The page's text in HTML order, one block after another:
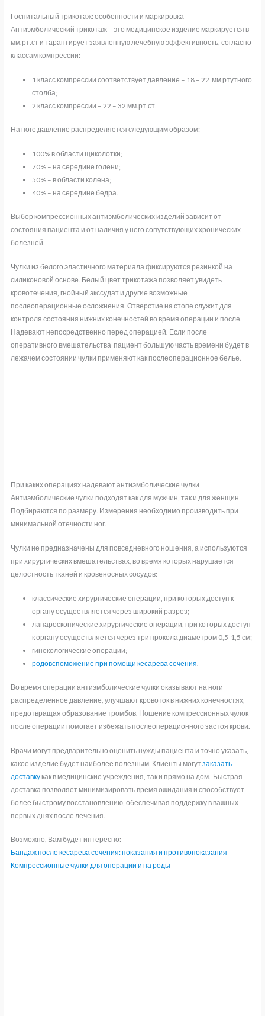
Госпитальный трикотаж: особенности и маркировка
Антиэмболический трикотаж – это медицинское изделие маркируется в
мм.рт.ст и гарантирует заявленную лечебную эффективность, согласно
классам компрессии:
1 класс компрессии соответствует давление – 18 – 22 мм ртутного
столба;
2 класс компрессии – 22 – 32 мм.рт.ст.
На ноге давление распределяется следующим образом:
100% в области щиколотки;
70% – на середине голени;
50% – в области колена;
40% – на середине бедра.
Выбор компрессионных антиэмболических изделий зависит от
состояния пациента и от наличия у него сопутствующих хронических
болезней.
Чулки из белого эластичного материала фиксируются резинкой на
силиконовой основе. Белый цвет трикотажа позволяет увидеть
кровотечения, гнойный экссудат и другие возможные
послеоперационные осложнения. Отверстие на стопе служит для
контроля состояния нижних конечностей во время операции и после.
Надевают непосредственно перед операцией. Если после
оперативного вмешательства пациент большую часть времени будет в
лежачем состоянии чулки применяют как послеоперационное белье.
При каких операциях надевают антиэмболические чулки
Антиэмболические чулки подходят как для мужчин, так и для женщин.
Подбираются по размеру. Измерения необходимо производить при
минимальной отечности ног.
Чулки не предназначены для повседневного ношения, а используются
при хирургических вмешательствах, во время которых нарушается
целостность тканей и кровеносных сосудов:
классические хирургические операции, при которых доступ к
органу осуществляется через широкий разрез;
лапароскопические хирургические операции, при которых доступ
к органу осуществляется через три прокола диаметром 0,5-1,5 см;
гинекологические операции;
родовспоможение при помощи кесарева сечения
Во время операции антиэмболические чулки оказывают на ноги
распределенное давление, улучшают кровоток в нижних конечностях,
предотвращая образование тромбов. Ношение компрессионных чулок
после операции помогает избежать послеоперационного застоя крови.
Врачи могут предварительно оценить нужды пациента и точно указать,
какое изделие будет наиболее полезным. Клиенты могутзаказать
доставкукак в медицинские учреждения, так и прямо на дом. Быстрая
доставка позволяет минимизировать время ожидания и способствует
более быстрому восстановлению, обеспечивая поддержку в важных
первых днях после лечения.
Возможно, Вам будет интересно:
Бандаж после кесарева сечения: показания и противопоказания
Компрессионные чулки для операции и на роды